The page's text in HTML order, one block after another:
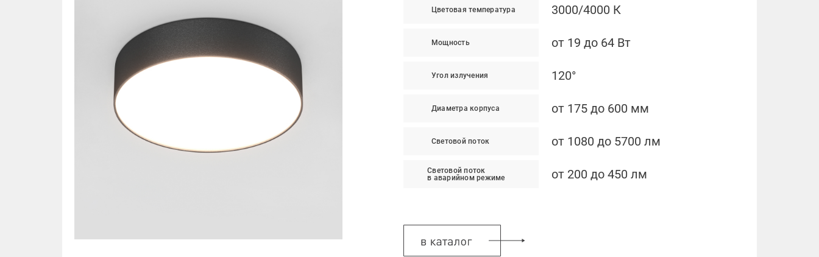
Цветовая температура 3000/4000 К
Мощность от 19 до 64 Вт
Угол излучения 120°
Диаметра корпуса от 175 до 600 мм
Световой поток от 1080 до 5700 лм
Световой поток
в аварийном режиме
от 200 до 450 лм